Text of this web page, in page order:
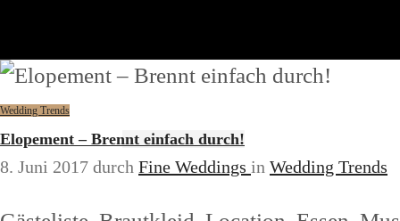
Wedding Trends
Elopement – Brennt einfach durch!
8. Juni 2017 durch Fine Weddings in Wedding Trends